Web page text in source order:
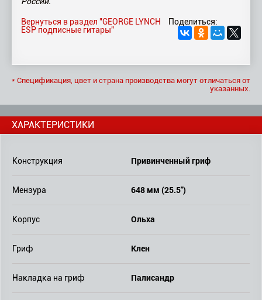
Поделиться:
Вернуться в раздел "GEORGE LYNCH
ESP подписные гитары"
* Спецификация, цвет и страна производства могут отличаться от
указанных.
ХАРАКТЕРИСТИКИ
Конструкция Привинченный гриф
Мензура 648 мм (25.5")
Корпус Ольха
Гриф Клен
Накладка на гриф Палисандр